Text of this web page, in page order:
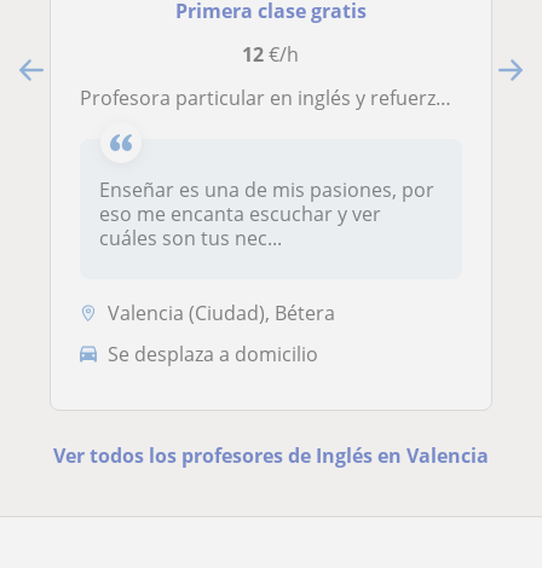
Primera clase gratis
12€/h
Profesora particular en inglés y refuerzo ofrece clases particulares en valencia
Enseñar es una de mis pasiones, por
eso me encanta escuchar y ver
cuáles son tus nec...
Valencia (Ciudad), Bétera
Se desplaza a domicilio
Ver todos los profesores de Inglés en Valencia